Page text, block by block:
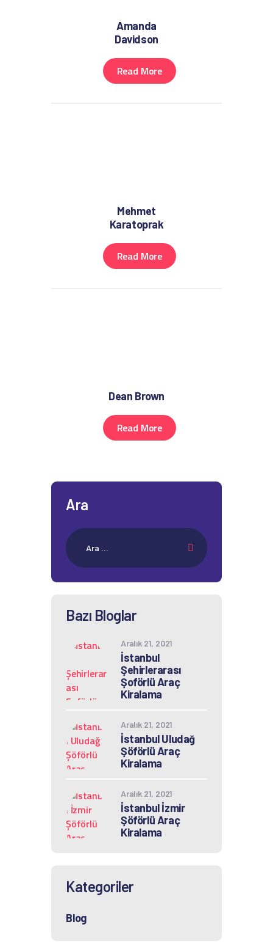
Amanda
Davidson
Read More
Mehmet
Karatoprak
Read More
Dean Brown
Read More
Ara
Bazı Bloglar
Aralık 21, 2021
İstanbul
Şehirlerarası
Şoförlü Araç
Kiralama
Aralık 21, 2021
İstanbul Uludağ
Şöförlü Araç
Kiralama
Aralık 21, 2021
İstanbul İzmir
Şöförlü Araç
Kiralama
Kategoriler
Blog